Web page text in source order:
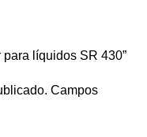
líquidos SR 430”
Campos